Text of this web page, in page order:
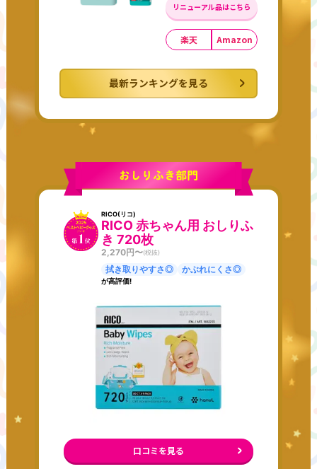
リニューアル品はこちら
楽天 Amazon
最新ランキングを見る
RICO(リコ)
RICO 赤ちゃん用 おしりふ
き 720枚
2,270円〜(税抜)
拭き取りやすさ◎ かぶれにくさ◎
が高評価!
口コミを見る